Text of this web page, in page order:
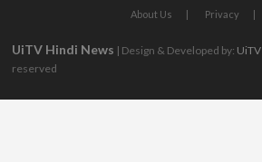
About Us Privacy
UiTV Hindi News | Design & Developed by: UiTV
reserved